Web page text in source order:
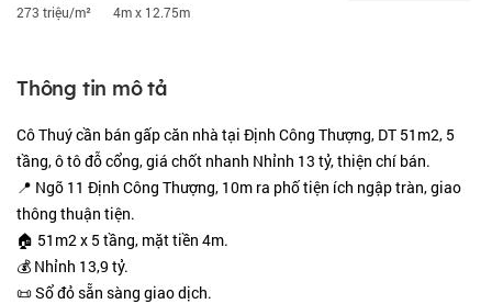
273 triệu/m² 4m x 12.75m
Thông tin mô tả
Cô Thuý cần bán gấp căn nhà tại Định Công Thượng, DT 51m2, 5
tầng, ô tô đỗ cổng, giá chốt nhanh Nhỉnh 13 tỷ, thiện chí bán.
📍 Ngõ 11 Định Công Thượng, 10m ra phố tiện ích ngập tràn, giao
thông thuận tiện.
🏠 51m2 x 5 tầng, mặt tiền 4m.
💰 Nhỉnh 13,9 tỷ.
📜 Sổ đỏ sẵn sàng giao dịch.